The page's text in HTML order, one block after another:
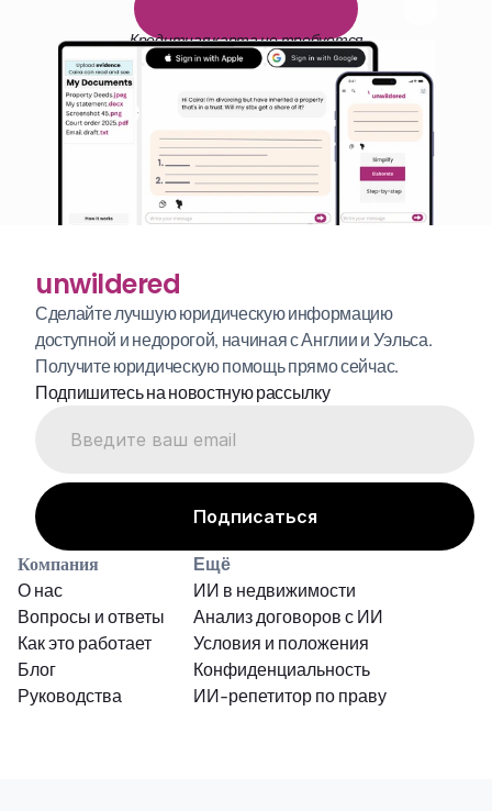
ы е
Кредитная карта не требуется
unwildered
Сделайте лучшую юридическую информацию
доступной и недорогой, начиная с Англии и Уэльса.
Получите юридическую помощь прямо сейчас.
Подпишитесь на новостную рассылку
Компания
О нас
Вопросы и ответы
Как это работает
Блог
Руководства
Ещё
Условия и положения
Анализ договоров с ИИ
ИИ-репетитор по праву
Конфиденциальность
ИИ в недвижимости